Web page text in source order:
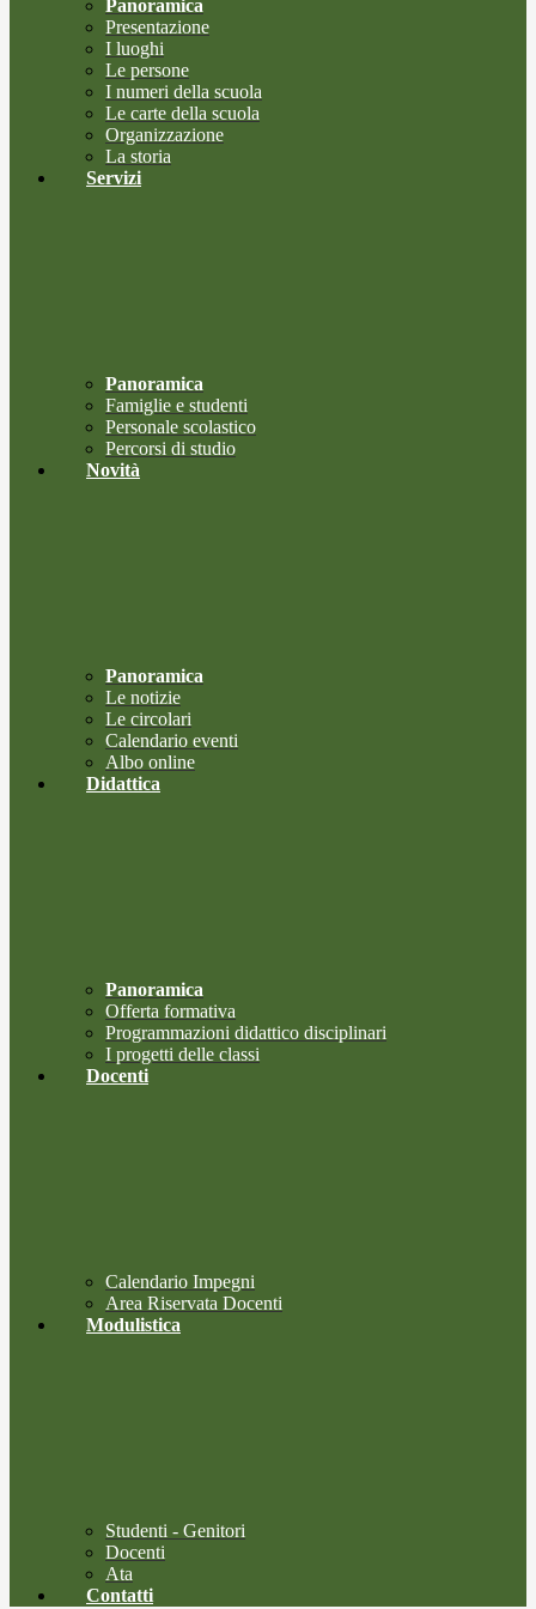
Panoramica
Presentazione
I luoghi
Le persone
I numeri della scuola
Le carte della scuola
Organizzazione
La storia
Servizi
Panoramica
Famiglie e studenti
Personale scolastico
Percorsi di studio
Novità
Panoramica
Le notizie
Le circolari
Calendario eventi
Albo online
Didattica
Panoramica
Offerta formativa
Programmazioni didattico disciplinari
I progetti delle classi
Docenti
Calendario Impegni
Area Riservata Docenti
Modulistica
Studenti - Genitori
Docenti
Ata
Contatti